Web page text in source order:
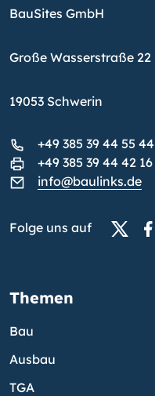
BauSites GmbH
Große Wasserstraße 22
19053 Schwerin
+49 385 39 44 55 44
+49 385 39 44 42 16
info@baulinks.de
Folge uns auf
Themen
Bau
Ausbau
TGA